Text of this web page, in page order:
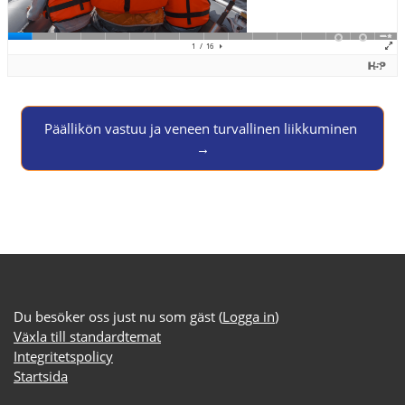
Jump to activity
Päällikön vastuu ja veneen turvallinen liikkuminen
→
Du besöker oss just nu som gäst (Logga in)
Växla till standardtemat
Integritetspolicy
Startsida